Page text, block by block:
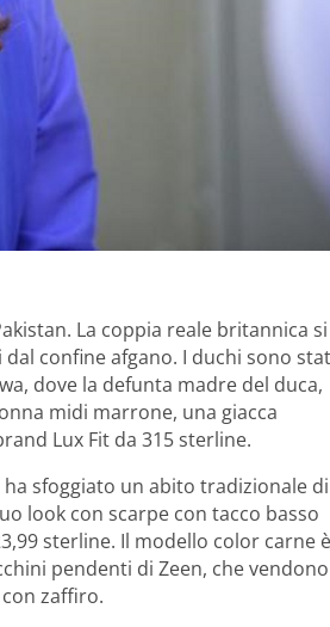
La coppia reale britannica si
confine afgano. I duchi sono
dove la defunta madre del duca,
midi marrone, una giacca
Lux Fit da 315 sterline.
sfoggiato un abito tradizionale di
look con scarpe con tacco basso
sterline. Il modello color carne
pendenti di Zeen, che vendono
zaffiro.